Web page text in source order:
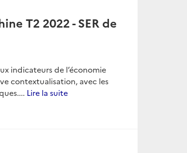
T2 2022 - SER de
indicateurs de l’économie
contextualisation, avec les
Lire la suite